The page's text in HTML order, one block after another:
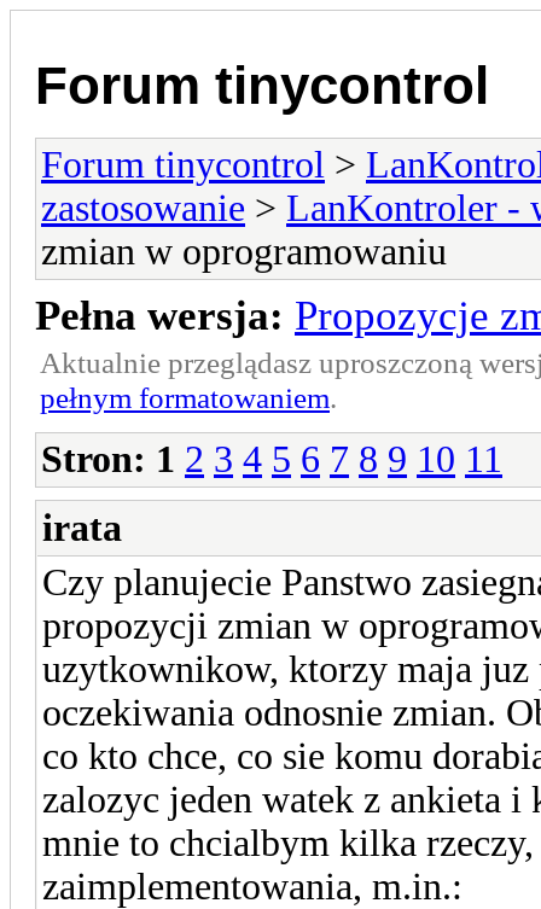
Forum tinycontrol
Forum tinycontrol >
zastosowanie > LanKontroler -
zmian w oprogramowaniu
Pełna wersja: Propozycje
Aktualnie przeglądasz uproszczoną
pełnym formatowaniem.
Stron: 1 2 3 4 5 6 7 8 9 10 11
irata
Czy planujecie Panstwo
propozycji zmian w
uzytkownikow, ktorzy maja
oczekiwania odnosnie zmian.
co kto chce, co sie komu
zalozyc jeden watek z ankieta
mnie to chcialbym kilka
zaimplementowania, m.in.: